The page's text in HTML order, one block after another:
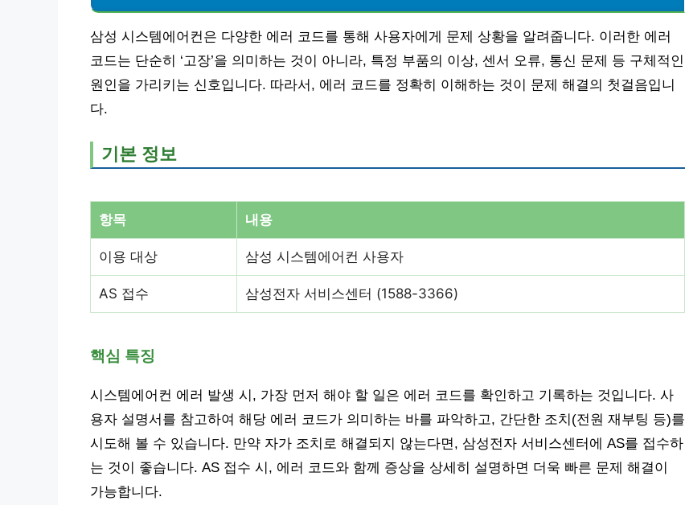
삼성 시스템에어컨은 다양한 에러 코드를 통해 사용자에게 문제 상황을 알려줍니다. 이러한 에러
코드는 단순히 ‘고장’을 의미하는 것이 아니라, 특정 부품의 이상, 센서 오류, 통신 문제 등 구체적인
원인을 가리키는 신호입니다. 따라서, 에러 코드를 정확히 이해하는 것이 문제 해결의 첫걸음입니
다.
기본 정보
항목 내용
이용 대상 삼성 시스템에어컨 사용자
AS 접수 삼성전자 서비스센터 (1588-3366)
핵심 특징
시스템에어컨 에러 발생 시, 가장 먼저 해야 할 일은 에러 코드를 확인하고 기록하는 것입니다. 사
용자 설명서를 참고하여 해당 에러 코드가 의미하는 바를 파악하고, 간단한 조치(전원 재부팅 등)를
시도해 볼 수 있습니다. 만약 자가 조치로 해결되지 않는다면, 삼성전자 서비스센터에 AS를 접수하
는 것이 좋습니다. AS 접수 시, 에러 코드와 함께 증상을 상세히 설명하면 더욱 빠른 문제 해결이
가능합니다.